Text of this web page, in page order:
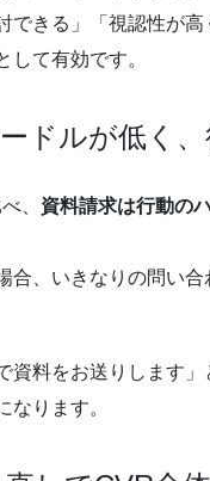
できる」「視認性が
して有効です。
ドルが低く
、 資料請求は行動の
合、いきなりの問い
料をお送りします」
なります。